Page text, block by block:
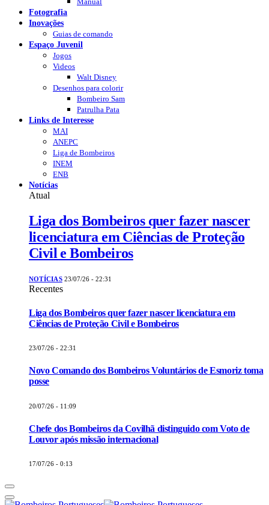
Fotografia
Inovações
Guias de comando
Espaço Juvenil
Jogos
Videos
Walt Disney
Desenhos para colorir
Bombeiro Sam
Patrulha Pata
Links de Interesse
MAI
ANEPC
Liga de Bombeiros
INEM
ENB
Notícias
Atual
Liga dos Bombeiros quer fazer nascer
licenciatura em Ciências de Proteção
Civil e Bombeiros
NOTÍCIAS 23/07/26 - 22:31
Recentes
Liga dos Bombeiros quer fazer nascer licenciatura em
Ciências de Proteção Civil e Bombeiros
23/07/26 - 22:31
Novo Comando dos Bombeiros Voluntários de Esmoriz toma
posse
20/07/26 - 11:09
Chefe dos Bombeiros da Covilhã distinguido com Voto de
Louvor após missão internacional
17/07/26 - 0:13